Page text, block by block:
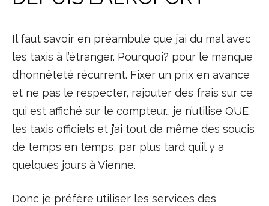
Il faut savoir en préambule que j’ai du mal avec
les taxis à l’étranger. Pourquoi? pour le manque
d’honnêteté récurrent. Fixer un prix en avance
et ne pas le respecter, rajouter des frais sur ce
qui est affiché sur le compteur… je n’utilise QUE
les taxis officiels et j’ai tout de même des soucis
de temps en temps, par plus tard qu’il y a
quelques jours à Vienne.
Donc je préfère utiliser les services des